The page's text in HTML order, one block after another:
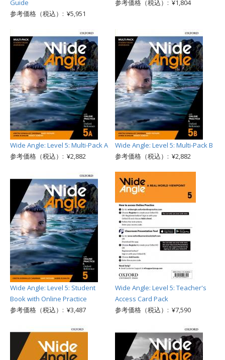
Guide
参考価格（税込）: ¥5,951
参考価格（税込）: ¥1,804
Wide Angle: Level 5: Multi-Pack A
参考価格（税込）: ¥2,882
Wide Angle: Level 5: Multi-Pack B
参考価格（税込）: ¥2,882
Wide Angle: Level 5: Student
Book with Online Practice
参考価格（税込）: ¥3,487
Wide Angle: Level 5: Teacher's
Access Card Pack
参考価格（税込）: ¥7,590